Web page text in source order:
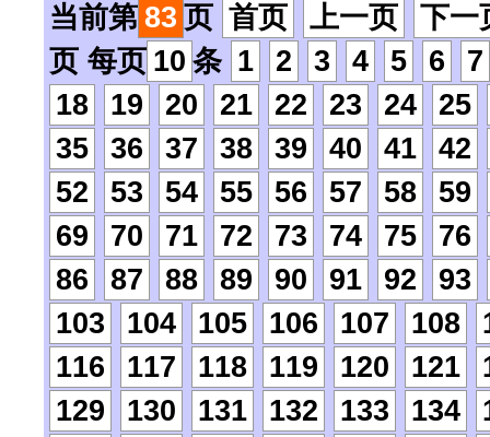
当前第 83 页 首页 上一页
下一
页 每页 10 条 1 2 3 4 5 6
7
18
19 20 21 22 23 24
25
35
36 37 38 39 40 41
42
52
53 54 55 56 57 58
59
69
70 71 72 73 74 75
76
86
87 88 89 90 91 92
93
103
104 105 106 107 108
116
117 118 119 120 121
129
130 131 132 133 134